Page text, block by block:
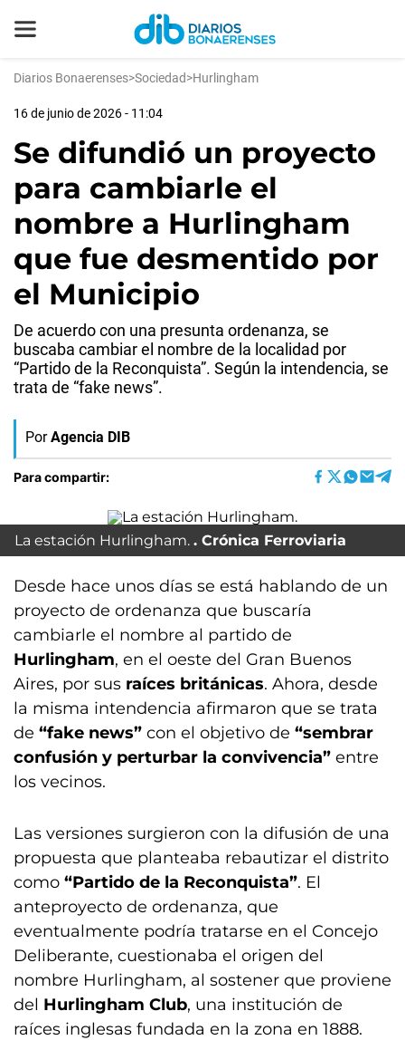
Diarios Bonaerenses>Sociedad>Hurlingham
16 de junio de 2026 - 11:04
Se difundió un proyecto
para cambiarle el
nombre a Hurlingham
que fue desmentido por
el Municipio
De acuerdo con una presunta ordenanza, se
buscaba cambiar el nombre de la localidad por
“Partido de la Reconquista”. Según la intendencia, se
trata de “fake news”.
Por Agencia DIB
Para compartir:
La estación Hurlingham. Crónica Ferroviaria
Desde hace unos días se está hablando de un
proyecto de ordenanza que buscaría
cambiarle el nombre al partido de
Hurlingham, en el oeste del Gran Buenos
Aires, por sus raíces británicas. Ahora, desde
la misma intendencia afirmaron que se trata
de “fake news” con el objetivo de “sembrar
confusión y perturbar la convivencia” entre
los vecinos.
Las versiones surgieron con la difusión de una
propuesta que planteaba rebautizar el distrito
como “Partido de la Reconquista”. El
anteproyecto de ordenanza, que
eventualmente podría tratarse en el Concejo
Deliberante, cuestionaba el origen del
nombre Hurlingham, al sostener que proviene
del Hurlingham Club, una institución de
raíces inglesas fundada en la zona en 1888.